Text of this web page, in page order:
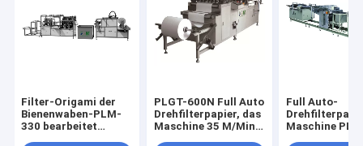
Filter-Origami der
Bienenwaben-PLM-
330 bearbeitet
PLGT-600N Full Auto
Drehfilterpapier, das
Maschine 35 M/Min
Full Auto-
Maschine